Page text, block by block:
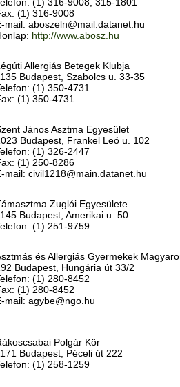
(1) 316-9008
mail: aboszeln@mail.datanet.hu
http://www.abosz.hu
Allergiás Betegek Klubja
Budapest, Szabolcs u. 33-35
(1) 350-4731
(1) 350-4731
János Asztma Egyesület
Budapest, Frankel Leó u. 102
(1) 326-2447
(1) 250-8286
mail: civil1218@main.datanet.hu
Zuglói Egyesülete
Budapest, Amerikai u. 50.
(1) 251-9759
és Allergiás Gyermekek
Budapest, Hungária út 33/2
(1) 280-8452
(1) 280-8452
mail: agybe@ngo.hu
Polgár Kör
Budapest, Péceli út 222
(1) 258-1259